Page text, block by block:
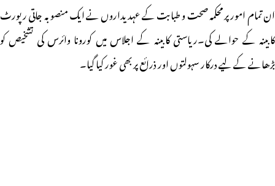
ان تمام امور پر محکمہ صحت و طبابت کے عہدیداروں نے ایک منصوبہ جاتی رپورٹ
کابینہ کے حوالے کی۔ریاستی کابینہ کے اجلاس میں کورونا وائرس کی تشخیص کو
بڑھانے کے لیے درکار سہولتوں اور ذرائع پر بھی غور کیا گیا۔